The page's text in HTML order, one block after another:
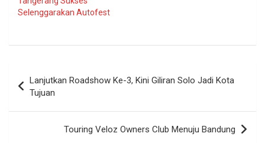
Selenggarakan Autofest
pos
Lanjutkan Roadshow Ke-3, Kini Giliran Solo Jadi Kota
Tujuan
Touring Veloz Owners Club Menuju Bandung